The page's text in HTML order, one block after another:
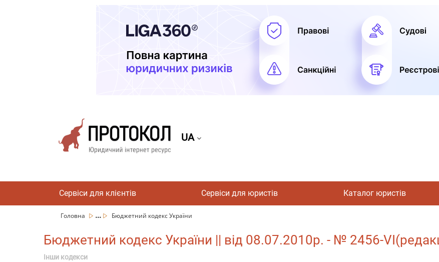
UA
Сервіси для клієнтів Сервіси для юристів Каталог юристів
Головна ... Бюджетний кодекс України
Бюджетний кодекс України || від 08.07.2010р. - № 2456-
Інши кодекси